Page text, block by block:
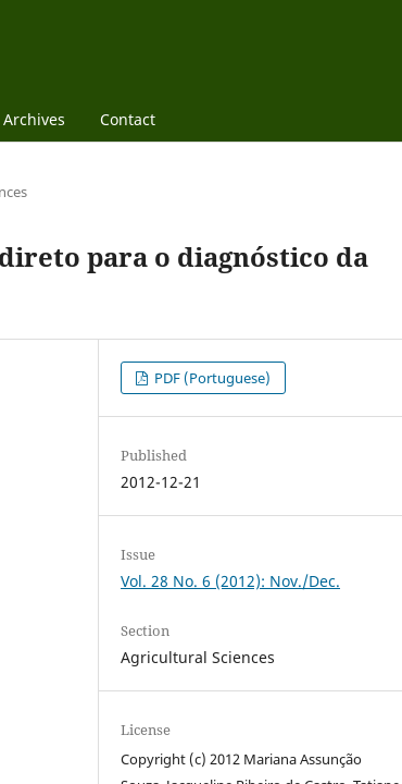
Archives Contact
para o diagnóstico da
PDF (Portuguese)
Published
2012-12-21
Issue
Vol. 28 No. 6 (2012): Nov./Dec.
Section
Agricultural Sciences
License
Copyright (c) 2012 Mariana Assunção